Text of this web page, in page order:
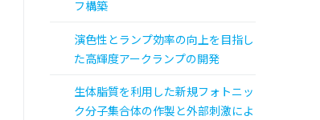
フ構築
演色性とランプ効率の向上を目指し
た高輝度アークランプの開発
生体脂質を利用した新規フォトニッ
ク分子集合体の作製と外部刺激によ